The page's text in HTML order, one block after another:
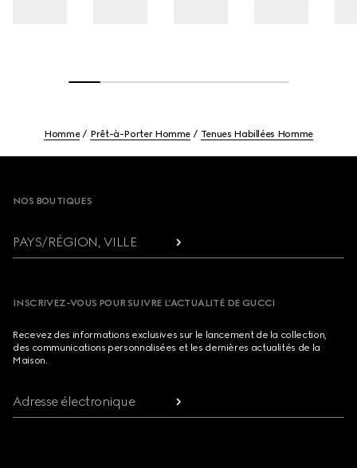
Homme Prêt-à-Porter Homme Tenues Habillées Homme
NOS BOUTIQUES
PAYS/RÉGION, VILLE
INSCRIVEZ-VOUS POUR SUIVRE L’ACTUALITÉ DE GUCCI
Recevez des informations exclusives sur le lancement de la collection,
des communications personnalisées et les dernières actualités de la
Maison.
Adresse électronique